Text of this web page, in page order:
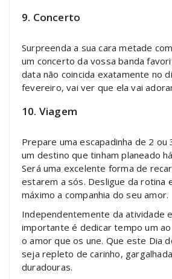
9. Concerto
Surpreenda a sua cara metade
um concerto da vossa banda
data não coincida exatamente no
fevereiro, vai ver que ela vai
10. Viagem
Prepare uma escapadinha de 2 ou
um destino que tinham planeado
Será uma excelente forma de
estarem a sós. Desligue da rotina
máximo a companhia do seu amor.
Independentemente da atividade
importante é dedicar tempo um
o amor que os une. Que este Dia
seja repleto de carinho,
duradouras.